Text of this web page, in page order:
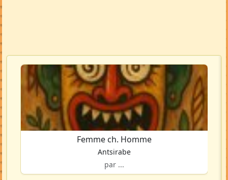
Femme ch. Homme
Antsirabe
par ...